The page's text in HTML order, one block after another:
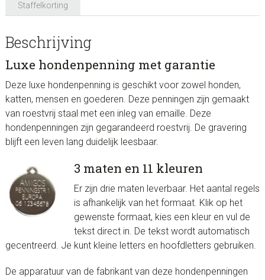
Staffelkorting
Beschrijving
Luxe hondenpenning met garantie
Deze luxe hondenpenning is geschikt voor zowel honden,
katten, mensen en goederen. Deze penningen zijn gemaakt
van roestvrij staal met een inleg van emaille. Deze
hondenpenningen zijn gegarandeerd roestvrij. De gravering
blijft een leven lang duidelijk leesbaar.
3 maten en 11 kleuren
Er zijn drie maten leverbaar. Het aantal regels
is afhankelijk van het formaat. Klik op het
gewenste formaat, kies een kleur en vul de
tekst direct in. De tekst wordt automatisch
gecentreerd. Je kunt kleine letters en hoofdletters gebruiken.
De apparatuur van de fabrikant van deze hondenpenningen